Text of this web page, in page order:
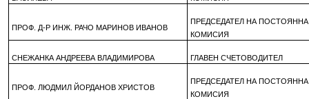
ПРОФ. Д-Р ИНЖ. РАЧО МАРИНОВ ИВАНОВ
ПРЕДСЕДАТЕЛ НА ПОСТОЯННА
КОМИСИЯ
СНЕЖАНКА АНДРЕЕВА ВЛАДИМИРОВА ГЛАВЕН СЧЕТОВОДИТЕЛ
ПРОФ. ЛЮДМИЛ ЙОРДАНОВ ХРИСТОВ
ПРЕДСЕДАТЕЛ НА ПОСТОЯННА
КОМИСИЯ